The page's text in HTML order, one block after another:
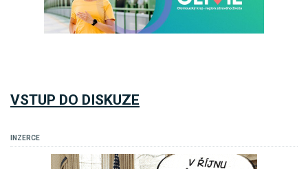
VSTUP DO DISKUZE
INZERCE